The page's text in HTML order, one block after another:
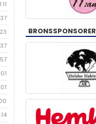
BRONSSPONSORER